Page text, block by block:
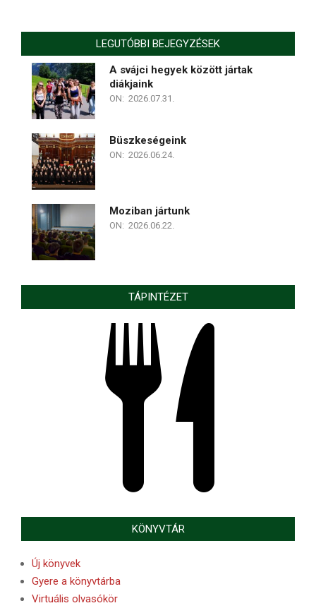
LEGUTÓBBI BEJEGYZÉSEK
A svájci hegyek között jártak
diákjaink
ON: 2026.07.31.
Büszkeségeink
ON: 2026.06.24.
Moziban jártunk
ON: 2026.06.22.
TÁPINTÉZET
KÖNYVTÁR
Új könyvek
Gyere a könyvtárba
Virtuális olvasókör